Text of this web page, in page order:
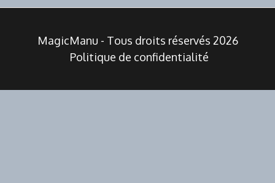
MagicManu - Tous droits réservés 2026
Politique de confidentialité